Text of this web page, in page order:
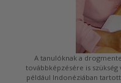
A tanulóknak a
továbbképzésére is
például Indonéziában